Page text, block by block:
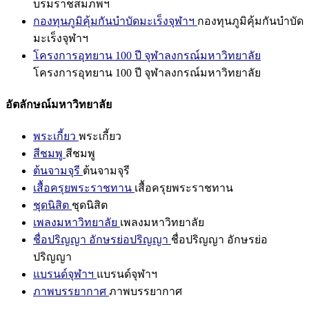
บรมราชสมภพฯ
กองทุนภูมิคุ้มกันบำบัดมะเร็งจุฬาฯ กองทุนภูมิคุ้มกันบำบัด
มะเร็งจุฬาฯ
โครงการอุทยาน 100 ปี จุฬาลงกรณ์มหาวิทยาลัย
โครงการอุทยาน 100 ปี จุฬาลงกรณ์มหาวิทยาลัย
อัตลักษณ์มหาวิทยาลัย
พระเกี้ยว พระเกี้ยว
สีชมพู สีชมพู
ต้นจามจุรี ต้นจามจุรี
เสื้อครุยพระราชทาน เสื้อครุยพระราชทาน
ชุดนิสิต ชุดนิสิต
เพลงมหาวิทยาลัย เพลงมหาวิทยาลัย
ชื่อปริญญา อักษรย่อปริญญา ชื่อปริญญา อักษรย่อ
ปริญญา
แบรนด์จุฬาฯ แบรนด์จุฬาฯ
ภาพบรรยากาศ ภาพบรรยากาศ